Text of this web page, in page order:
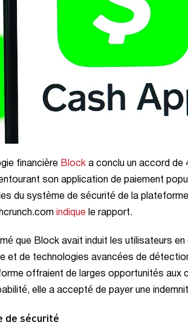
financière Block a conclu un accord de
son application de paiement
du système de sécurité de la
indique le rapport.
que Block avait induit les utilisateurs
et de technologies avancées de
offraient de larges opportunités aux
elle a accepté de payer une
de sécurité